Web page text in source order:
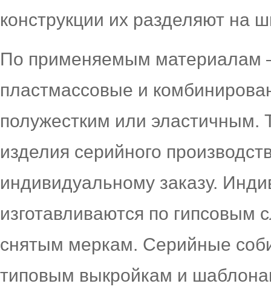
конструкции их разделяют на
По применяемым материалам
пластмассовые и
полужестким или эластичным.
изделия серийного
индивидуальному заказу.
изготавливаются по гипсовым
снятым меркам. Серийные
типовым выкройкам и